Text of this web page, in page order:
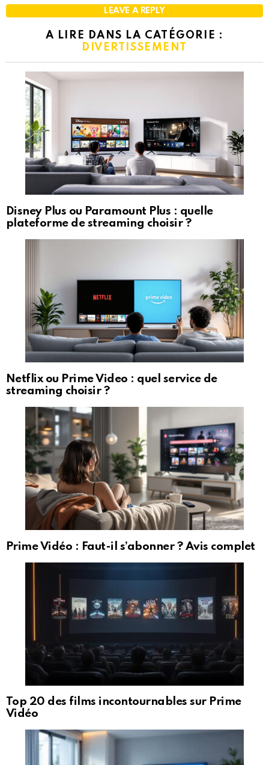
LEAVE A REPLY
A LIRE DANS LA CATÉGORIE :
DIVERTISSEMENT
Disney Plus ou Paramount Plus : quelle
plateforme de streaming choisir ?
Netflix ou Prime Video : quel service de
streaming choisir ?
Prime Vidéo : Faut-il s’abonner ? Avis complet
Top 20 des films incontournables sur Prime
Vidéo